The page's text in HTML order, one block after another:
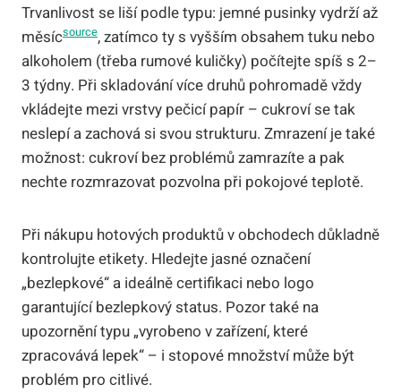
Trvanlivost se liší podle typu: jemné pusinky vydrží až
měsícsource, zatímco ty s vyšším obsahem tuku nebo
alkoholem (třeba rumové kuličky) počítejte spíš s 2–
3 týdny. Při skladování více druhů pohromadě vždy
vkládejte mezi vrstvy pečicí papír – cukroví se tak
neslepí a zachová si svou strukturu. Zmrazení je také
možnost: cukroví bez problémů zamrazíte a pak
nechte rozmrazovat pozvolna při pokojové teplotě.
Při nákupu hotových produktů v obchodech důkladně
kontrolujte etikety. Hledejte jasné označení
„bezlepkové“ a ideálně certifikaci nebo logo
garantující bezlepkový status. Pozor také na
upozornění typu „vyrobeno v zařízení, které
zpracovává lepek“ – i stopové množství může být
problém pro citlivé.